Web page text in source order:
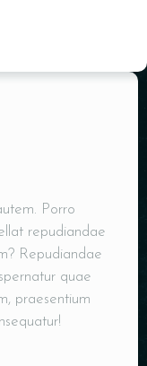
Porro
repudiandae
Repudiandae
quae
praesentium